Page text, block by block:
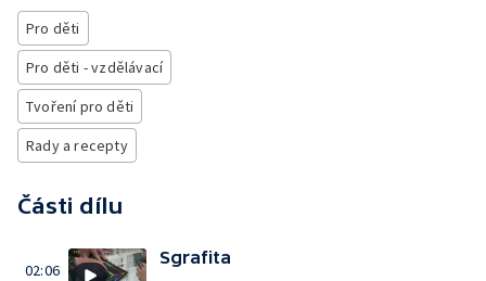
Pro děti
Pro děti - vzdělávací
Tvoření pro děti
Rady a recepty
Části dílu
02:06
Sgrafita